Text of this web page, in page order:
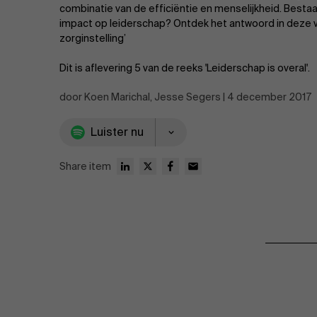
Vastgoed
Sustainable Transformation
combinatie van de efficiëntie en menselijkheid.
impact op leiderschap? Ontdek het antwoord in deze
zorginstelling’
Dit is aflevering 5 van de reeks 'Leiderschap is overal'.
door Koen Marichal, Jesse Segers | 4 december 2017
Luister nu
Share item